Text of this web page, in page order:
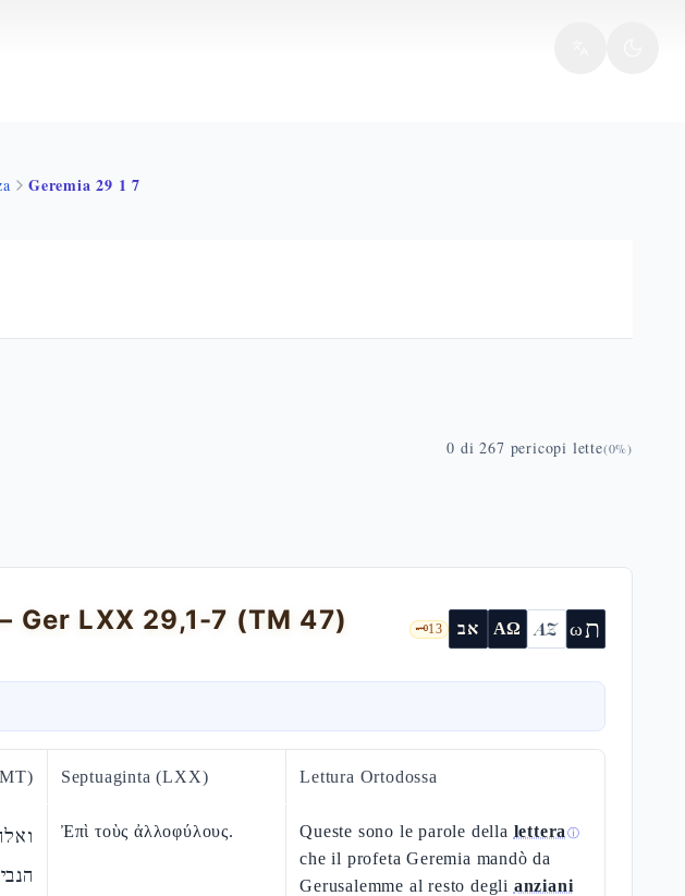
Geremia 29 1 7
0 di 267 pericopi lette(0%)
LXX 29,1-7 (TM 47) 🗝️13 אב ΑΩ AZ ωת
Septuaginta (LXX) Lettura Ortodossa
Ἐπὶ τοὺς ἀλλοφύλους. Queste sono le parole della lettera ⓘ
che il profeta Geremia mandò da
Gerusalemme al resto degli anziani